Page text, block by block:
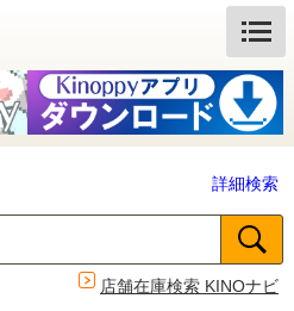
詳細検索
店舗在庫検索 KINOナビ